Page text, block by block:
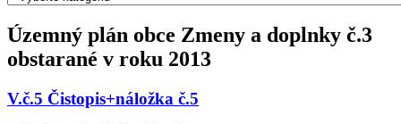
Územný plán obce Zmeny a doplnky č.3
obstarané v roku 2013
V.č.5 Čistopis+náložka č.5